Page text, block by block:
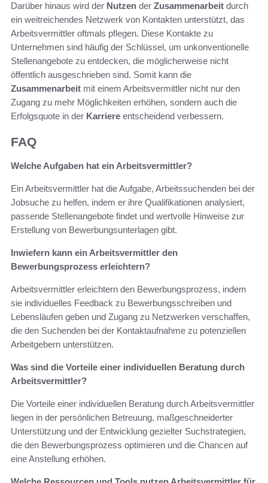
Darüber hinaus wird der Nutzen der Zusammenarbeit durch
ein weitreichendes Netzwerk von Kontakten unterstützt, das
Arbeitsvermittler oftmals pflegen. Diese Kontakte zu
Unternehmen sind häufig der Schlüssel, um unkonventionelle
Stellenangebote zu entdecken, die möglicherweise nicht
öffentlich ausgeschrieben sind. Somit kann die
Zusammenarbeit mit einem Arbeitsvermittler nicht nur den
Zugang zu mehr Möglichkeiten erhöhen, sondern auch die
Erfolgsquote in der Karriere entscheidend verbessern.
FAQ
Welche Aufgaben hat ein Arbeitsvermittler?
Ein Arbeitsvermittler hat die Aufgabe, Arbeitssuchenden bei der
Jobsuche zu helfen, indem er ihre Qualifikationen analysiert,
passende Stellenangebote findet und wertvolle Hinweise zur
Erstellung von Bewerbungsunterlagen gibt.
Inwiefern kann ein Arbeitsvermittler den
Bewerbungsprozess erleichtern?
Arbeitsvermittler erleichtern den Bewerbungsprozess, indem
sie individuelles Feedback zu Bewerbungsschreiben und
Lebensläufen geben und Zugang zu Netzwerken verschaffen,
die den Suchenden bei der Kontaktaufnahme zu potenziellen
Arbeitgebern unterstützen.
Was sind die Vorteile einer individuellen Beratung durch
Arbeitsvermittler?
Die Vorteile einer individuellen Beratung durch Arbeitsvermittler
liegen in der persönlichen Betreuung, maßgeschneiderter
Unterstützung und der Entwicklung gezielter Suchstrategien,
die den Bewerbungsprozess optimieren und die Chancen auf
eine Anstellung erhöhen.